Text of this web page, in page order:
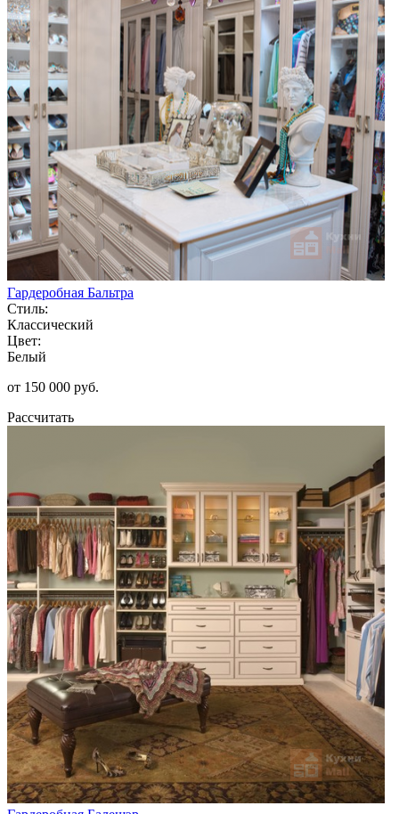
Гардеробная Бальтра
Стиль:
Классический
Цвет:
Белый
от 150 000 руб.
Рассчитать